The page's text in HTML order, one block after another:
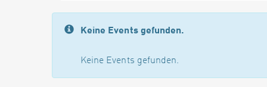
Keine Events gefunden.
Keine Events gefunden.